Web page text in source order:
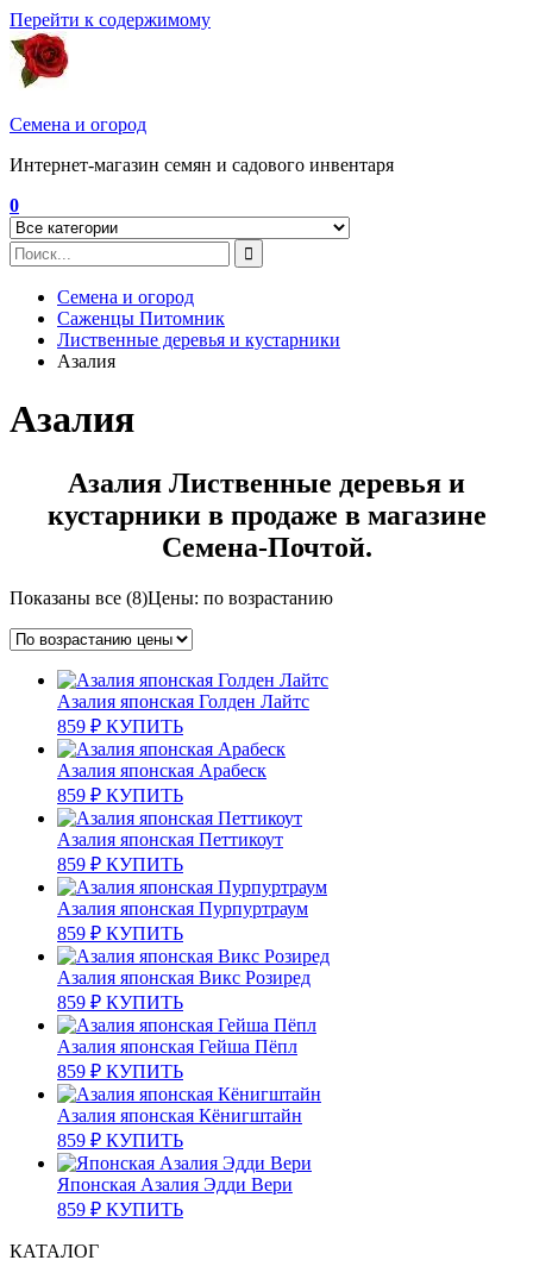
Перейти к содержимому
Семена и огород
Интернет-магазин семян и садового инвентаря
0
Семена и огород
Саженцы Питомник
Лиственные деревья и кустарники
Азалия
Азалия
Азалия Лиственные деревья и
кустарники в продаже в магазине
Семена-Почтой.
Показаны все (8)Цены: по возрастанию
Азалия японская Голден Лайтс
859 ₽ КУПИТЬ
Азалия японская Арабеск
859 ₽ КУПИТЬ
Азалия японская Петтикоут
859 ₽ КУПИТЬ
Азалия японская Пурпуртраум
859 ₽ КУПИТЬ
Азалия японская Викс Розиред
859 ₽ КУПИТЬ
Азалия японская Гейша Пёпл
859 ₽ КУПИТЬ
Азалия японская Кёнигштайн
859 ₽ КУПИТЬ
Японская Азалия Эдди Вери
859 ₽ КУПИТЬ
КАТАЛОГ